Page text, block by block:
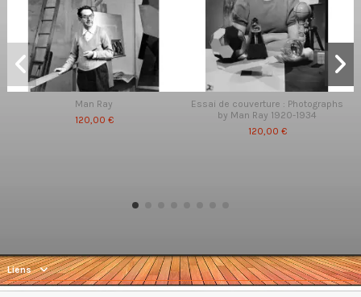
Man Ray
120,00 €
Essai de couverture : Photographs
by Man Ray 1920-1934
120,00 €
Liens